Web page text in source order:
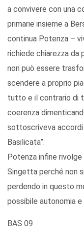
a convivere con una
primarie insieme a
continua Potenza –
richiede chiarezza da
non può essere
scendere a proprio
tutto e il contrario di
coerenza
sottoscriveva accordi
Basilicata”.
Potenza infine
Singetta perché non
perdendo in questo
possibile autonomia
BAS 09